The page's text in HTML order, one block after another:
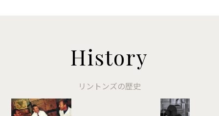
History
リントンズの歴史